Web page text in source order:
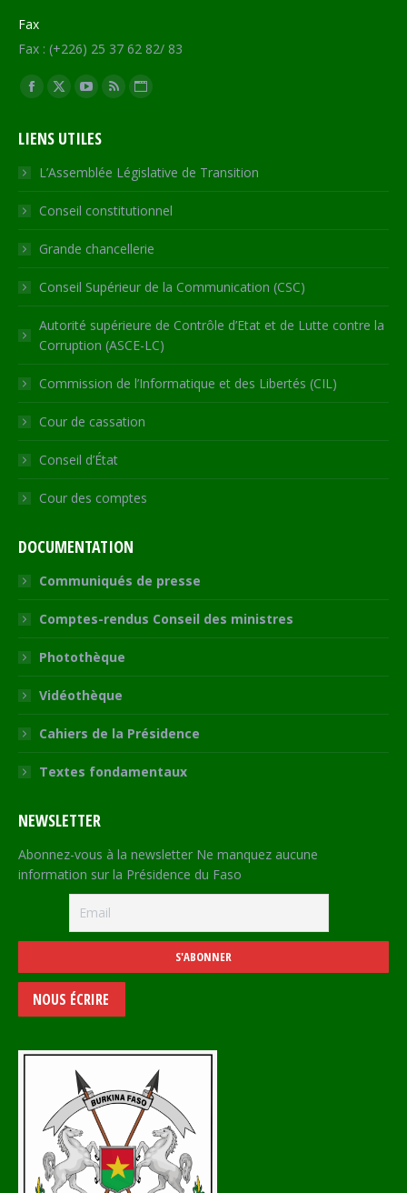
Fax
Fax : (+226) 25 37 62 82/ 83
Trouvez nous sur :
Facebook
opens
in
new
window
X
opens
in
new
window
YouTube
opens
in
new
window
RSS
in
new
window
Site
opens
in
new
LIENS UTILES
L’Assemblée Législative de Transition
Conseil constitutionnel
Grande chancellerie
Conseil Supérieur de la Communication (CSC)
Autorité supérieure de Contrôle d’Etat et de Lutte contre la
Corruption (ASCE-LC)
Commission de l’Informatique et des Libertés (CIL)
Cour de cassation
Conseil d’État
Cour des comptes
DOCUMENTATION
Communiqués de presse
Comptes-rendus Conseil des ministres
Photothèque
Vidéothèque
Cahiers de la Présidence
Textes fondamentaux
NEWSLETTER
Abonnez-vous à la newsletter Ne manquez aucune
information sur la Présidence du Faso
NOUS ÉCRIRE